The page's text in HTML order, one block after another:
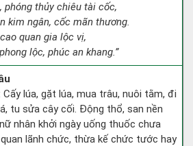
phóng thủy chiêu tài cốc,
kim ngân, cốc mãn thương.
quan gia lộc vị,
lộc, phúc an khang.”
Cấy lúa, gặt lúa, mua trâu, nuôi tằm, đi
tu sửa cây cối. Động thổ, san nền
nhân khởi ngày uống thuốc chưa
lãnh chức, thừa kế chức tước hay